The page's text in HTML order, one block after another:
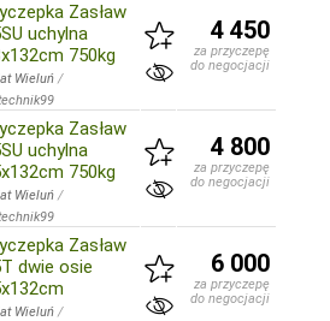
Zasław
uchylna
750kg
Wieluń /
4 450
za przyczepę
do negocjacji
Zasław
uchylna
750kg
Wieluń /
4 800
za przyczepę
do negocjacji
Zasław
dwie osie
Wieluń /
6 000
za przyczepę
do negocjacji